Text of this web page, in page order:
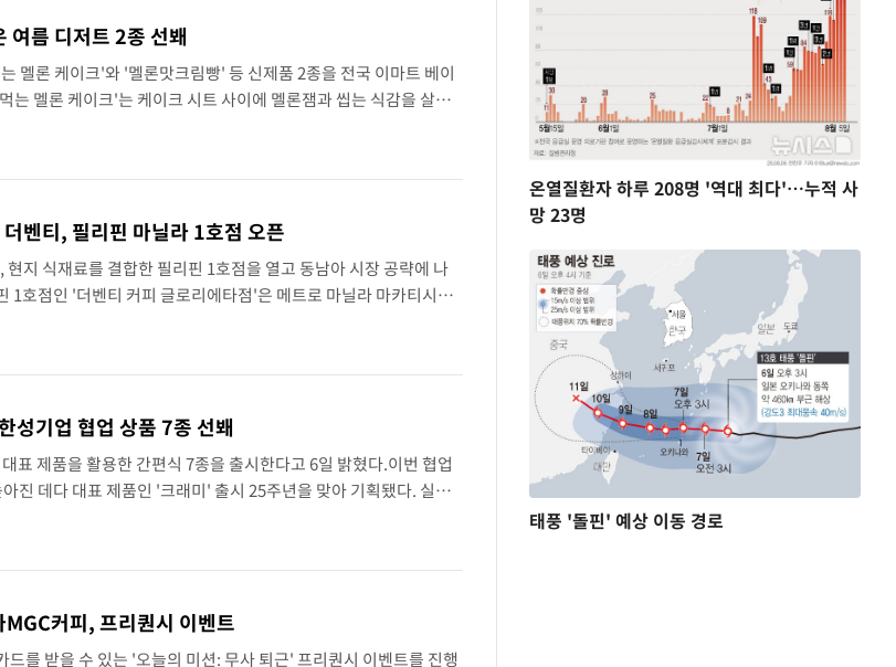
여름 디저트 2종 선봬
멜론 케이크'와 '멜론맛크림빵' 등 신제품 2종을 전국 이마트 베이
는 멜론 케이크'는 케이크 시트 사이에 멜론잼과 씹는 식감을 살린
이다. 멜론의 향긋하고 달콤한 풍미를 즐길 수 있다.'멜론맛크림
벤티, 필리핀 마닐라 1호점 오픈
지 식재료를 결합한 필리핀 1호점을 열고 동남아 시장 공략에 나
1호점인 '더벤티 커피 글로리에타점'은 메트로 마닐라 마카티시의
성됐다.글로리에타는 마카티 중심업무지구를 대표하는 쇼핑몰로
기업 협업 상품 7종 선봬
표 제품을 활용한 간편식 7종을 출시한다고 6일 밝혔다.이번 협업
진 데다 대표 제품인 '크래미' 출시 25주년을 맞아 기획됐다. 실제
드(PL) 맛살 상품 등 한성기업 제조 맛살류의 7월 매출은 전월보
커피, 프리퀀시 이벤트
를 받을 수 있는 '오늘의 미션: 무사 퇴근' 프리퀀시 이벤트를 진행
온열질환자 하루 208명 '역대 최다'…누적 사
망 23명
태풍 '돌핀' 예상 이동 경로